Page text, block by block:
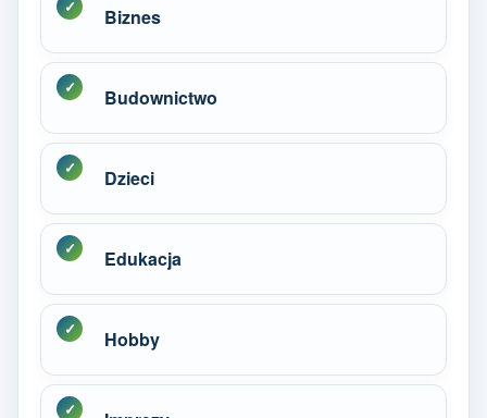
Biznes
Budownictwo
Dzieci
Edukacja
Hobby